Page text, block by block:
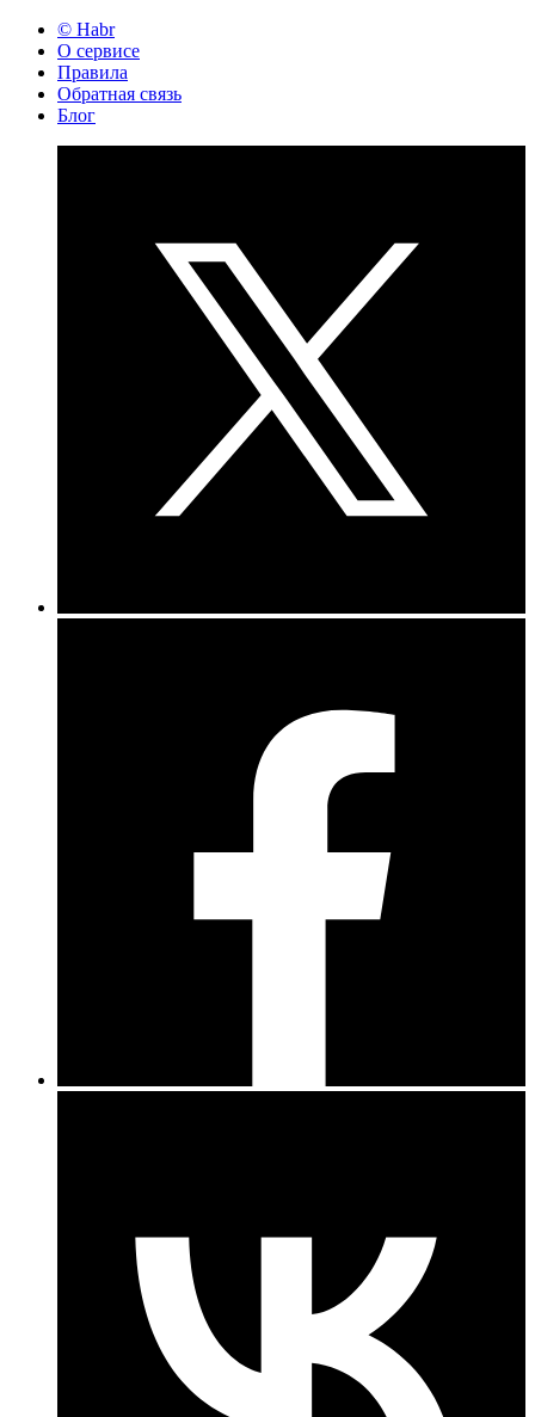
© Habr
О сервисе
Правила
Обратная связь
Блог